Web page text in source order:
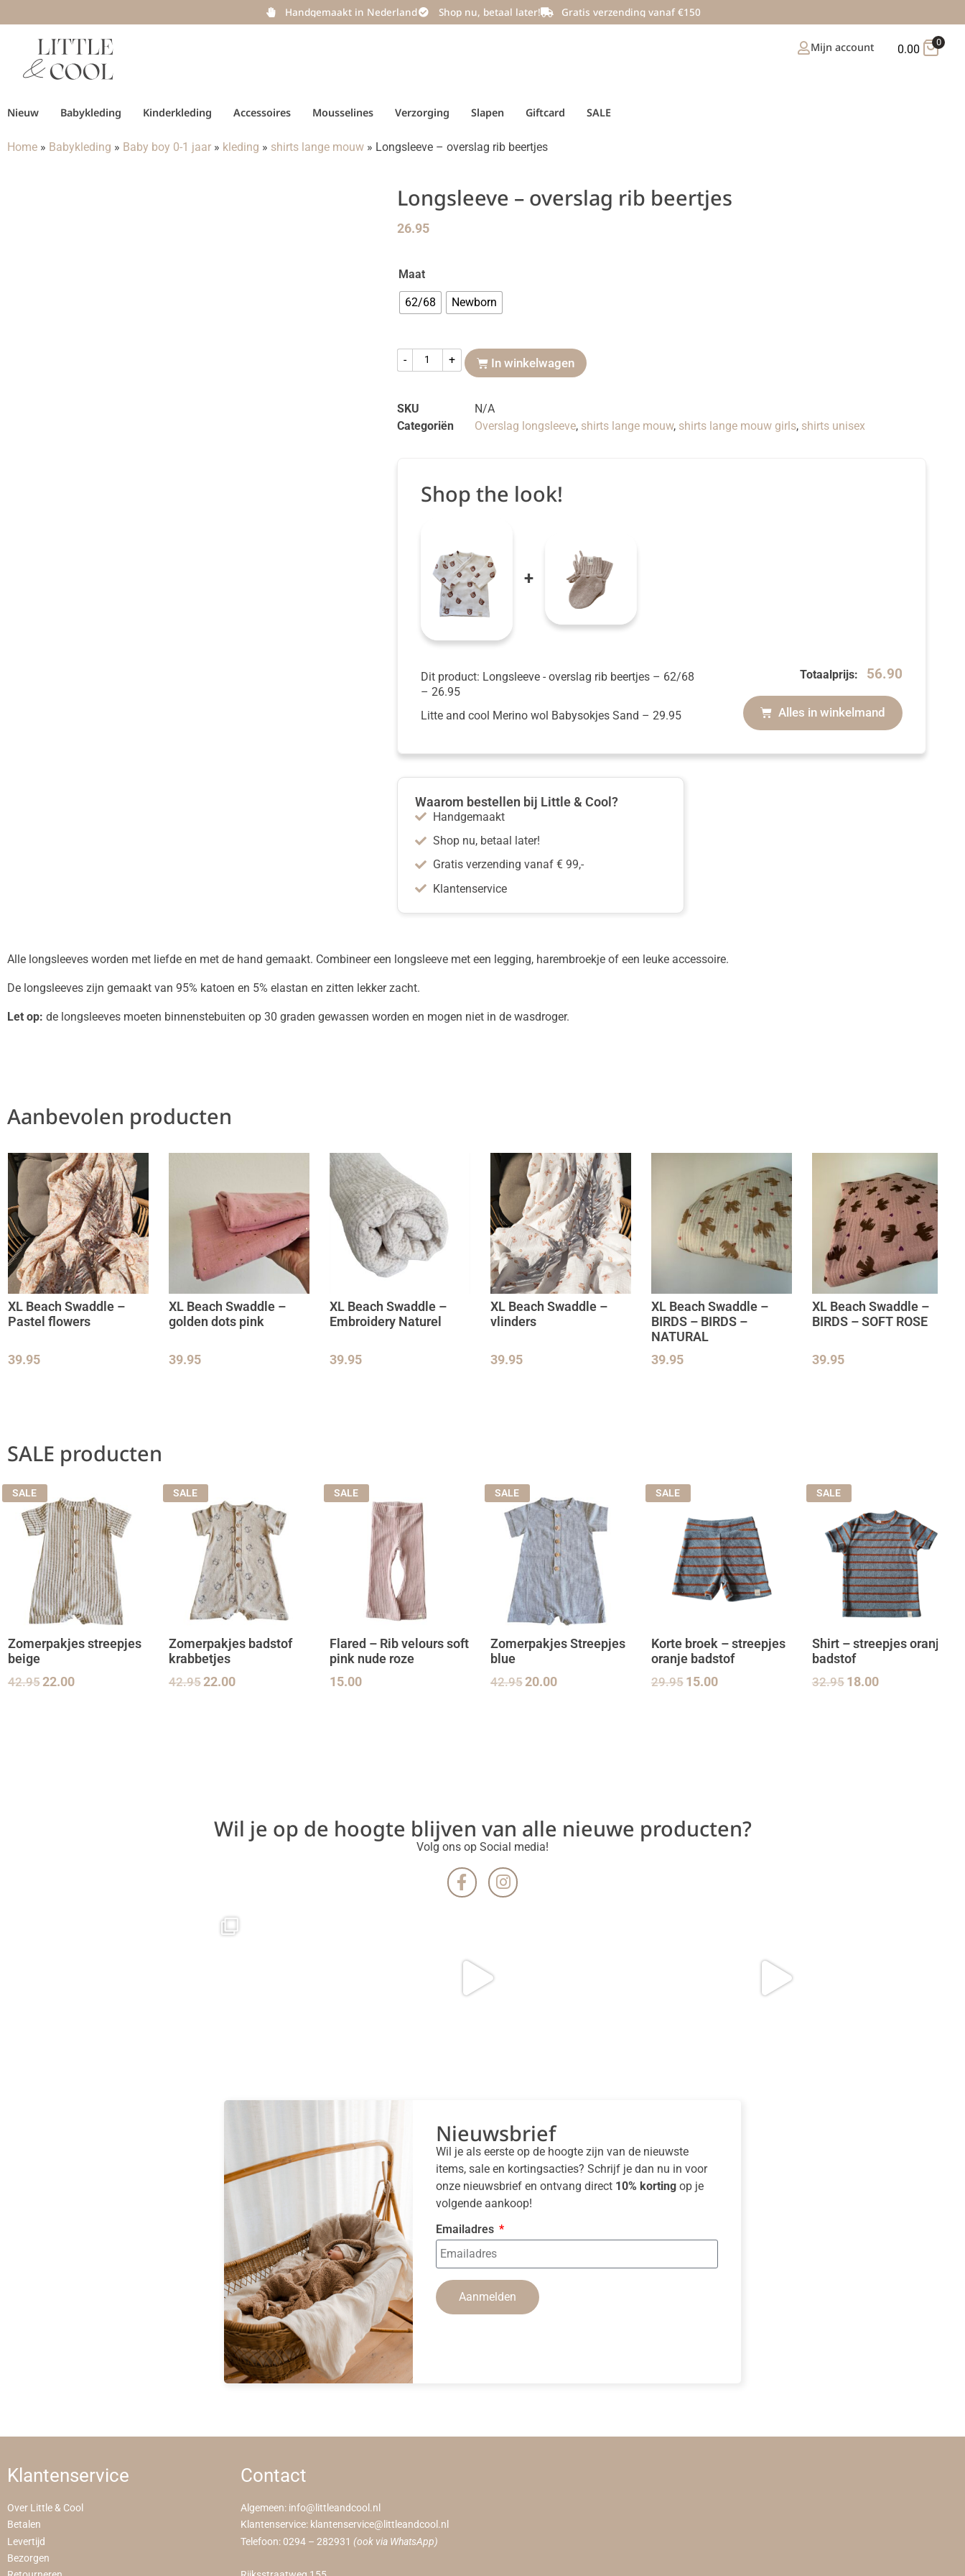
Handgemaakt in Nederland Shop nu, betaal later! Gratis verzending vanaf €150
Mijn account 0.00
0
Nieuw Babykleding Kinderkleding Accessoires Mousselines Verzorging Slapen Giftcard SALE
Home » Babykleding » Baby boy 0-1 jaar » kleding » shirts lange mouw » Longsleeve – overslag rib beertjes
Longsleeve – overslag rib beertjes
26.95
Maat
62/68 Newborn
- + In winkelwagen
SKU
N/A
Categoriën
Overslag longsleeve, shirts lange mouw, shirts lange mouw girls, shirts unisex
Shop the look!
+
Totaalprijs: 56.90
Alles in winkelmand
Dit product: Longsleeve - overslag rib beertjes – 62/68
– 26.95
Litte and cool Merino wol Babysokjes Sand – 29.95
Waarom bestellen bij Little & Cool?
Handgemaakt
Shop nu, betaal later!
Gratis verzending vanaf € 99,-
Klantenservice
Alle longsleeves worden met liefde en met de hand gemaakt. Combineer een longsleeve met een legging, harembroekje of een leuke accessoire.
De longsleeves zijn gemaakt van 95% katoen en 5% elastan en zitten lekker zacht.
Let op: de longsleeves moeten binnenstebuiten op 30 graden gewassen worden en mogen niet in de wasdroger.
Aanbevolen producten
XL Beach Swaddle –
Pastel flowers
39.95
XL Beach Swaddle –
golden dots pink
39.95
XL Beach Swaddle –
Embroidery Naturel
39.95
XL Beach Swaddle –
vlinders
39.95
XL Beach Swaddle –
BIRDS – BIRDS –
NATURAL
39.95
XL Beach Swaddle –
BIRDS – SOFT ROSE
39.95
SALE producten
SALE
Zomerpakjes streepjes
beige
42.9522.00
SALE
Zomerpakjes badstof
krabbetjes
42.9522.00
SALE
Flared – Rib velours soft
pink nude roze
15.00
SALE
Zomerpakjes Streepjes
blue
42.9520.00
SALE
Korte broek – streepjes
oranje badstof
29.95 15.00
SALE
Shirt – streepjes oranje
badstof
32.95 18.00
Wil je op de hoogte blijven van alle nieuwe producten?
Volg ons op Social media!
Nieuwsbrief
Wil je als eerste op de hoogte zijn van de nieuwste
items, sale en kortingsacties? Schrijf je dan nu in voor
onze nieuwsbrief en ontvang direct 10% kortingop je
volgende aankoop!
Emailadres
Aanmelden
Klantenservice
Over Little & Cool
Betalen
Levertijd
Bezorgen
Contact
Algemeen: info@littleandcool.nl
Klantenservice: klantenservice@littleandcool.nl
Telefoon: 0294 – 282931 (ook via WhatsApp)